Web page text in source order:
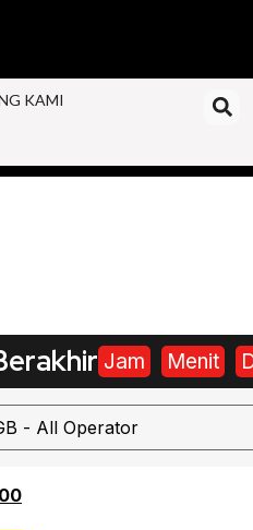
KAMI
Jam Menit